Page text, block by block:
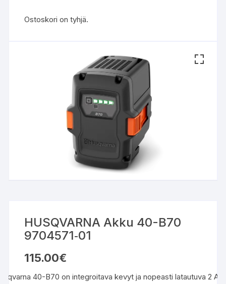
HUSQVARNA Akku 40-B70
9704571‑01
115.00€
40-B70 on integroitava kevyt ja nopeasti latautuva 2
Ostoskori on tyhjä.